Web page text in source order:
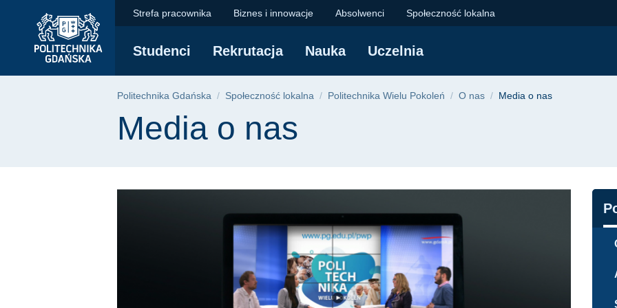
głównego
wyszukiwarki
Media o nas | Politechnika Gdańska
Strefa pracownika Biznes i innowacje Absolwenci Społeczność lokalna
Studenci Rekrutacja Nauka Uczelnia
Ścieżka nawigacyjna
Politechnika Gdańska Społeczność lokalna Politechnika Wielu Pokoleń O nas Media o nas
Treść strony
Media o nas